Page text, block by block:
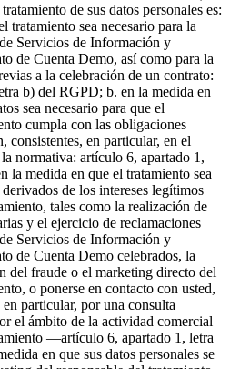
de sus datos personales es:
tratamiento sea necesario para la
Servicios de Información y
de Cuenta Demo, así como para la
a la celebración de un contrato:
b) del RGPD; b. en la medida en
sea necesario para que el
cumpla con las obligaciones
consistentes, en particular, en el
normativa: artículo 6, apartado 1,
la medida en que el tratamiento sea
de los intereses legítimos
tales como la realización de
y el ejercicio de reclamaciones
Servicios de Información y
de Cuenta Demo celebrados, la
del fraude o el marketing directo del
o ponerse en contacto con usted,
particular, por una consulta
el ámbito de la actividad comercial
—artículo 6, apartado 1, letra
en que sus datos personales se